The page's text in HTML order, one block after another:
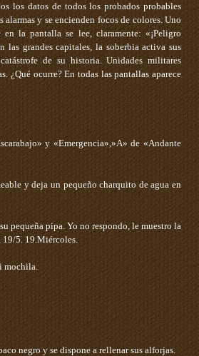
los datos de todos los probados probables
alarmas y se encienden focos de colores. Uno
la pantalla se lee, claramente: «¡Peligro
las grandes capitales, la soberbia activa sus
de su historia. Unidades militares
¿Qué ocurre? En todas las pantallas aparece
y «Emergencia»,»A» de «Andante
y deja un pequeño charquito de agua en
pequeña pipa. Yo no respondo, le muestro la
5. 19.Miércoles.
mochila.
negro y se dispone a rellenar sus alforjas.